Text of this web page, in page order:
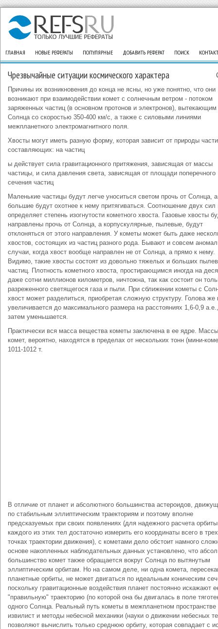
ГЛАВНАЯ НОВЫЕ РЕФЕРАТЫ ПОПУЛЯРНЫЕ ДОБАВИТЬ РЕФЕРАТ ПОИСК
Чрезвычайные ситуации космического характера
Причины их возникновения до конца не ясны, но уже понятно, что они
возникают при взаимодействии комет с солнечным ветром - потоком
заряженных частиц (в основном протонов и электронов), вытекающим
Солнца со скоростью 350-400 км/с, а также с силовыми линиями
межпланетного электромагнитного поля.
Хвосты могут иметь разную форму, которая зависит от природы
составляющих: на частиц
ы действует сила гравитационного притяжения, зависящая от массы
частицы, и сила давления света, зависящая от площади поперечного
сечения частиц
Маленькие частицы будут легче уноситься светом прочь от Солнца, а
большие будут охотнее к нему притягиваться. Соотношение двух сил
определяет степень изогнутости кометного хвоста. Газовые хвосты
направлены прочь от Солнца, а корпускулярные, пылевые, будут
отклоняться от этого направления. У кометы может быть даже
хвостов, состоящих из частиц разного рода. Бывают и совсем
случаи, когда хвост вообще направлен не от Солнца, а прямо к нему.
Видимо, такие хвосты состоят из довольно тяжелых и больших
частиц. Плотность кометного хвоста, простирающимся иногда на
даже сотни миллионов километров, ничтожна, так как состоит он
разреженного светящегося газа и пыли. При сближении кометы с
хвост может разделиться, приобретая сложную структуру. Голова же
увеличивается до максимального размера на расстояниях 1,6-0,9
затем уменьшается.
Практически вся масса вещества кометы заключена в ее ядре.
комет, вероятно, находятся в пределах от нескольких тонн (мини-
1011-1012 т.
В отличие от планет и абсолютного большинства астероидов,
по стабильным эллиптическим траекториям и поэтому вполне
предсказуемых при своих появлениях (для надежного расчета орбиты
каждого из этих тел достаточно измерить его координаты всего в трех
точках траектории движения), с кометами дело обстоит намного
основе накопленных наблюдательных данных установлено, что
большинство комет также обращается вокруг Солнца по вытянутым
эллиптическим орбитам. Но на самом деле, ни одна комета,
планетные орбиты, не может двигаться по идеальным коническим
поскольку гравитационные воздействия планет постоянно искажают
"правильную" траекторию (по которой она бы двигалась в поле
одного Солнца. Реальный путь кометы в межпланетном пространстве
извилист и методы небесной механики (науки о движении небесных
позволяют вычислить только среднюю орбиту, которая совпадает с